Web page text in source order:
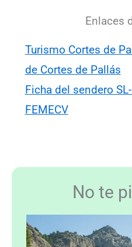
Enlaces
Turismo Cortes de
de Cortes de Pallás
Ficha del sendero
FEMECV
No te